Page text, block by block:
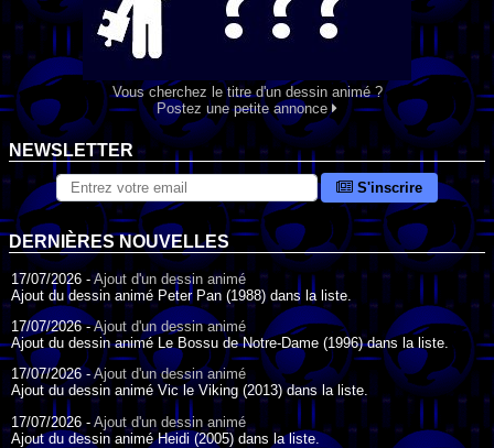
Vous cherchez le titre d'un dessin animé ?
Postez une petite annonce
NEWSLETTER
S'inscrire
DERNIÈRES NOUVELLES
17/07/2026 -Ajout d'un dessin animé
Ajout du dessin animé Peter Pan (1988) dans la liste.
17/07/2026 -Ajout d'un dessin animé
Ajout du dessin animé Le Bossu de Notre-Dame (1996) dans la liste.
17/07/2026 -Ajout d'un dessin animé
Ajout du dessin animé Vic le Viking (2013) dans la liste.
17/07/2026 - Ajout d'un dessin animé
Ajout du dessin animé Heidi (2005) dans la liste.